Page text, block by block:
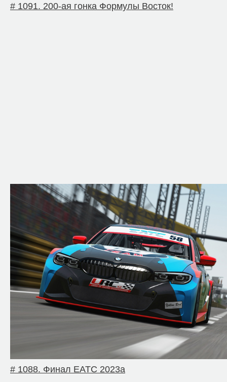
# 1091. 200-ая гонка Формулы Восток!
# 1088. Финал EATC 2023a